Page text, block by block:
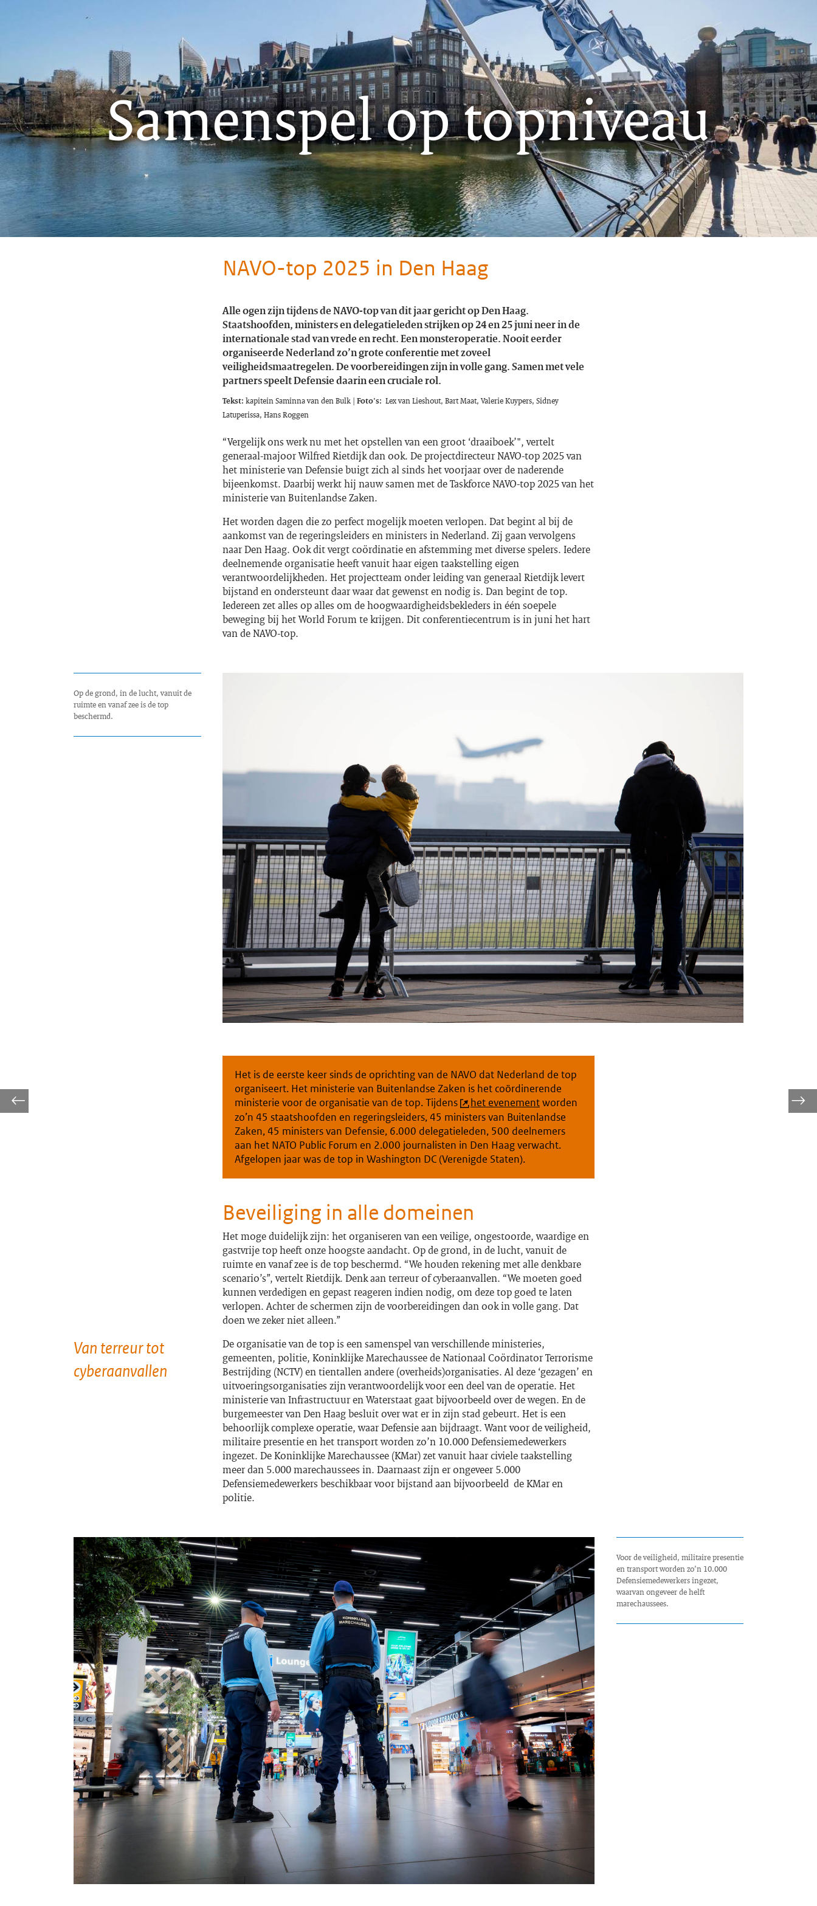
Samenspel op topniveau
NAVO-top 2025 in Den Haag
Alle ogen zijn tijdens de NAVO-top van dit jaar gericht op Den Haag.
Staatshoofden, ministers en delegatieleden strijken op 24 en 25 juni neer in de
internationale stad van vrede en recht. Een monsteroperatie. Nooit eerder
organiseerde Nederland zo’n grote conferentie met zoveel
veiligheidsmaatregelen. De voorbereidingen zijn in volle gang. Samen met vele
partners speelt Defensie daarin een cruciale rol.
Tekst: kapitein Saminna van den Bulk | Foto's: Lex van Lieshout, Bart Maat, Valerie Kuypers, Sidney
Latuperissa, Hans Roggen
“Vergelijk ons werk nu met het opstellen van een groot ‘draaiboek’", vertelt
generaal-majoor Wilfred Rietdijk dan ook. De projectdirecteur NAVO-top 2025 van
het ministerie van Defensie buigt zich al sinds het voorjaar over de naderende
bijeenkomst. Daarbij werkt hij nauw samen met de Taskforce NAVO-top 2025 van het
ministerie van Buitenlandse Zaken.
Het worden dagen die zo perfect mogelijk moeten verlopen. Dat begint al bij de
aankomst van de regeringsleiders en ministers in Nederland. Zij gaan vervolgens
naar Den Haag. Ook dit vergt coördinatie en afstemming met diverse spelers. Iedere
deelnemende organisatie heeft vanuit haar eigen taakstelling eigen
verantwoordelijkheden. Het projectteam onder leiding van generaal Rietdijk levert
bijstand en ondersteunt daar waar dat gewenst en nodig is. Dan begint de top.
Iedereen zet alles op alles om de hoogwaardigheidsbekleders in één soepele
beweging bij het World Forum te krijgen. Dit conferentiecentrum is in juni het hart
van de NAVO-top.
Op de grond, in de lucht, vanuit de
ruimte en vanaf zee is de top
beschermd.
Het is de eerste keer sinds de oprichting van de NAVO dat Nederland de top
organiseert. Het ministerie van Buitenlandse Zaken is het coördinerende
ministerie voor de organisatie van de top. Tijdens
het evenementworden
zo’n 45 staatshoofden en regeringsleiders, 45 ministers van Buitenlandse
Zaken, 45 ministers van Defensie, 6.000 delegatieleden, 500 deelnemers
aan het NATO Public Forum en 2.000 journalisten in Den Haag verwacht.
Afgelopen jaar was de top in Washington DC (Verenigde Staten).
Beveiliging in alle domeinen
Het moge duidelijk zijn: het organiseren van een veilige, ongestoorde, waardige en
gastvrije top heeft onze hoogste aandacht. Op de grond, in de lucht, vanuit de
ruimte en vanaf zee is de top beschermd. “We houden rekening met alle denkbare
scenario’s”, vertelt Rietdijk. Denk aan terreur of cyberaanvallen. “We moeten goed
kunnen verdedigen en gepast reageren indien nodig, om deze top goed te laten
verlopen. Achter de schermen zijn de voorbereidingen dan ook in volle gang. Dat
doen we zeker niet alleen.”
Van terreur tot
cyberaanvallen
De organisatie van de top is een samenspel van verschillende ministeries,
gemeenten, politie, Koninklijke Marechaussee de Nationaal Coördinator Terrorisme
Bestrijding (NCTV) en tientallen andere (overheids)organisaties. Al deze ‘gezagen’ en
uitvoeringsorganisaties zijn verantwoordelijk voor een deel van de operatie. Het
ministerie van Infrastructuur en Waterstaat gaat bijvoorbeeld over de wegen. En de
burgemeester van Den Haag besluit over wat er in zijn stad gebeurt. Het is een
behoorlijk complexe operatie, waar Defensie aan bijdraagt. Want voor de veiligheid,
militaire presentie en het transport worden zo’n 10.000 Defensiemedewerkers
ingezet. De Koninklijke Marechaussee (KMar) zet vanuit haar civiele taakstelling
meer dan 5.000 marechaussees in. Daarnaast zijn er ongeveer 5.000
Defensiemedewerkers beschikbaar voor bijstand aan bijvoorbeeld de KMar en
politie.
Voor de veiligheid, militaire presentie
en transport worden zo’n 10.000
Defensiemedewerkers ingezet,
waarvan ongeveer de helft
marechaussees.